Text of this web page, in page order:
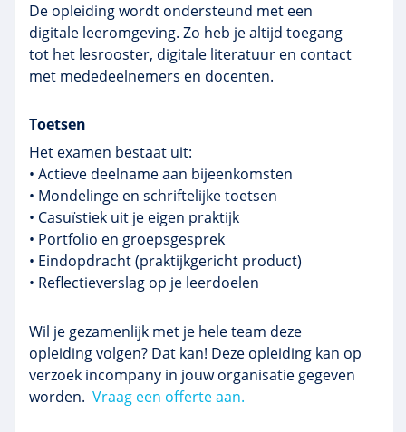
De opleiding wordt ondersteund met een
digitale leeromgeving. Zo heb je altijd toegang
tot het lesrooster, digitale literatuur en contact
met mededeelnemers en docenten.
Toetsen
Het examen bestaat uit:
• Actieve deelname aan bijeenkomsten
• Mondelinge en schriftelijke toetsen
• Casuïstiek uit je eigen praktijk
• Portfolio en groepsgesprek
• Eindopdracht (praktijkgericht product)
• Reflectieverslag op je leerdoelen
Wil je gezamenlijk met je hele team deze
opleiding volgen? Dat kan! Deze opleiding kan op
verzoek incompany in jouw organisatie gegeven
worden. Vraag een offerte aan.